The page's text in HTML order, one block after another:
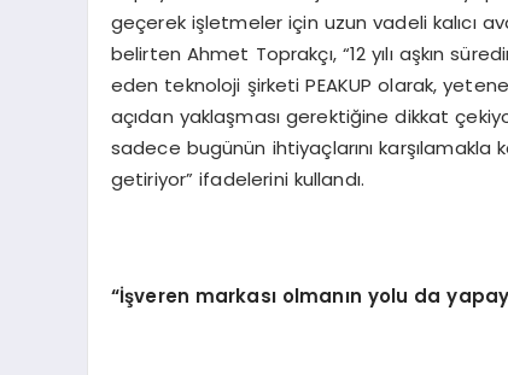
geçerek işletmeler için uzun vadeli kalıcı
belirten Ahmet Toprakçı, “12 yılı aşkın
eden teknoloji şirketi PEAKUP olarak,
açıdan yaklaşması gerektiğine dikkat
sadece bugünün ihtiyaçlarını
getiriyor” ifadelerini kullandı.
“İşveren markası olmanın yolu da